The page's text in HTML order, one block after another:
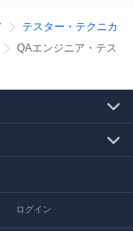
テスター・テクニカ
QAエンジニア・テス
ログイン